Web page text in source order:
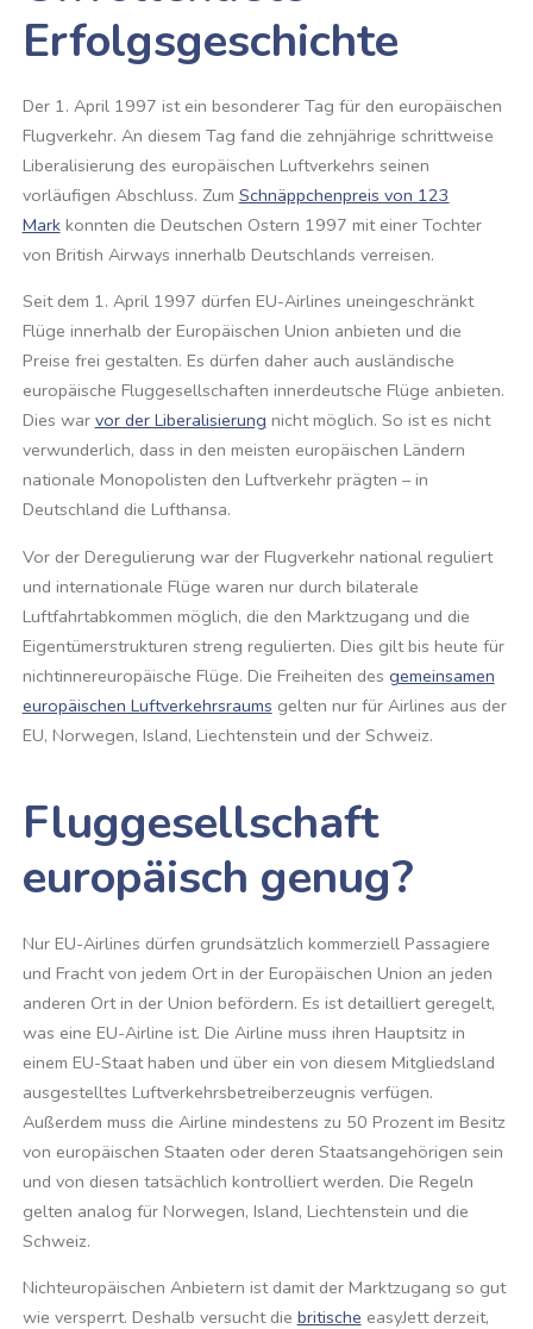
Erfolgsgeschichte
Der 1. April 1997 ist ein besonderer Tag für den europäischen
Flugverkehr. An diesem Tag fand die zehnjährige schrittweise
Liberalisierung des europäischen Luftverkehrs seinen
vorläufigen Abschluss. Zum Schnäppchenpreis von 123
Markkonnten die Deutschen Ostern 1997 mit einer Tochter
von British Airways innerhalb Deutschlands verreisen.
Seit dem 1. April 1997 dürfen EU-Airlines uneingeschränkt
Flüge innerhalb der Europäischen Union anbieten und die
Preise frei gestalten. Es dürfen daher auch ausländische
europäische Fluggesellschaften innerdeutsche Flüge anbieten.
Dies war vor der Liberalisierung nicht möglich. So ist es nicht
verwunderlich, dass in den meisten europäischen Ländern
nationale Monopolisten den Luftverkehr prägten – in
Deutschland die Lufthansa.
Vor der Deregulierung war der Flugverkehr national reguliert
und internationale Flüge waren nur durch bilaterale
Luftfahrtabkommen möglich, die den Marktzugang und die
Eigentümerstrukturen streng regulierten. Dies gilt bis heute für
nichtinnereuropäische Flüge. Die Freiheiten des gemeinsamen
europäischen Luftverkehrsraums gelten nur für Airlines aus der
EU, Norwegen, Island, Liechtenstein und der Schweiz.
Fluggesellschaft
europäisch genug?
Nur EU-Airlines dürfen grundsätzlich kommerziell Passagiere
und Fracht von jedem Ort in der Europäischen Union an jeden
anderen Ort in der Union befördern. Es ist detailliert geregelt,
was eine EU-Airline ist. Die Airline muss ihren Hauptsitz in
einem EU-Staat haben und über ein von diesem Mitgliedsland
ausgestelltes Luftverkehrsbetreiberzeugnis verfügen.
Außerdem muss die Airline mindestens zu 50 Prozent im Besitz
von europäischen Staaten oder deren Staatsangehörigen sein
und von diesen tatsächlich kontrolliert werden. Die Regeln
gelten analog für Norwegen, Island, Liechtenstein und die
Schweiz.
Nichteuropäischen Anbietern ist damit der Marktzugang so gut
wie versperrt. Deshalb versucht die britische easyJett derzeit,